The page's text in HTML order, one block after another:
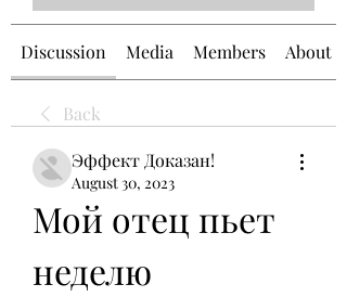
Discussion Media Members About
Back
Эффект Доказан!
August 30, 2023
Мой отец пьет
неделю